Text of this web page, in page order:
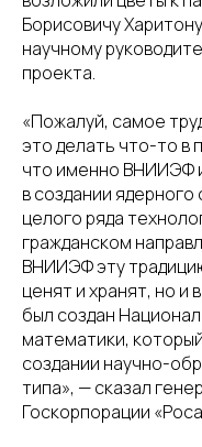
Борисовичу
научному
проекта.
«Пожалуй, самое
это делать что-то в
что именно ВНИИЭФ
в создании
целого ряда
гражданском
ВНИИЭФ эту
ценят и хранят, но и
был создан
математики,
создании научно-
типа», — сказал
Госкорпорации